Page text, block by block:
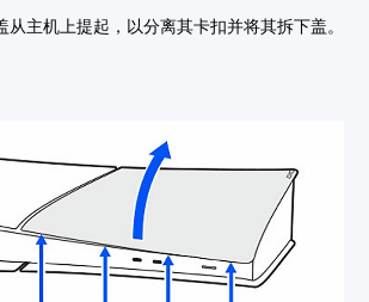
从主机上提起，以分离其卡扣并将其拆下盖。